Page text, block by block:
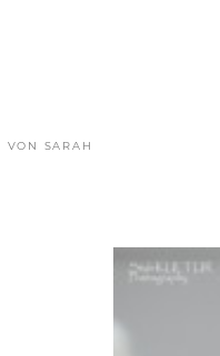
VON SARAH